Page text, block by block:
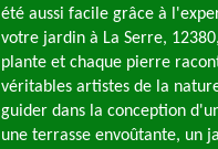
été aussi facile grâce à
votre jardin à La Serre,
plante et chaque pierre
véritables artistes de la
guider dans la conception
une terrasse envoûtante, un